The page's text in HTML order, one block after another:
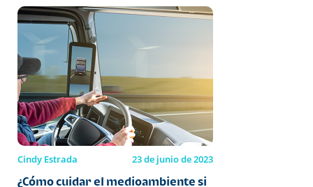
Cindy Estrada 23 de junio de 2023
¿Cómo cuidar el medioambiente si